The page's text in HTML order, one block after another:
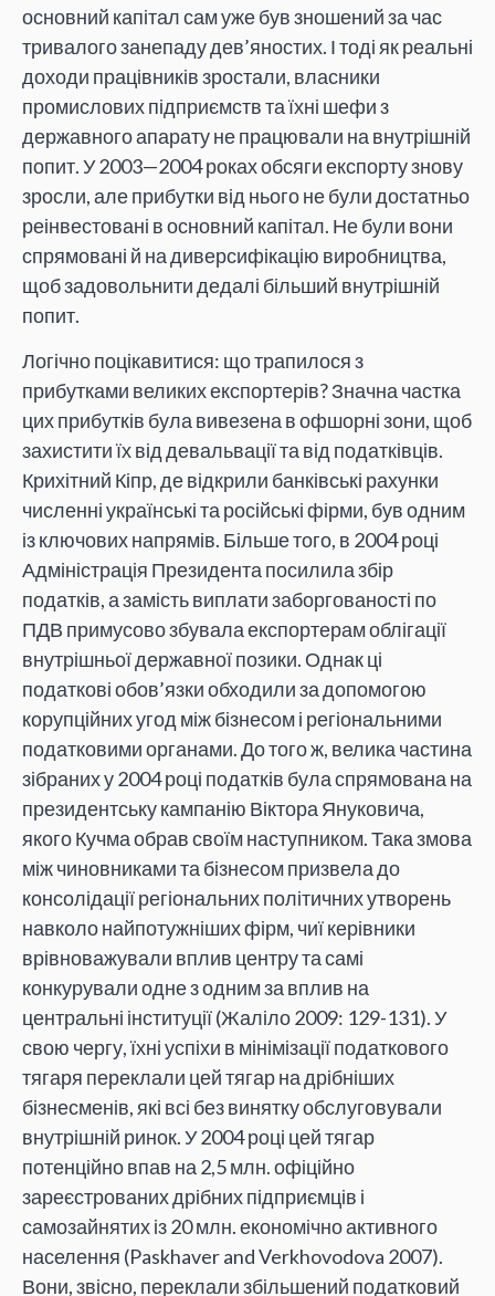
основний капітал сам уже був зношений за час
тривалого занепаду дев’яностих. І тоді як реальні
доходи працівників зростали, власники
промислових підприємств та їхні шефи з
державного апарату не працювали на внутрішній
попит. У 2003—2004 роках обсяги експорту знову
зросли, але прибутки від нього не були достатньо
реінвестовані в основний капітал. Не були вони
спрямовані й на диверсифікацію виробництва,
щоб задовольнити дедалі більший внутрішній
попит.
Логічно поцікавитися: що трапилося з
прибутками великих експортерів? Значна частка
цих прибутків була вивезена в офшорні зони, щоб
захистити їх від девальвації та від податківців.
Крихітний Кіпр, де відкрили банківські рахунки
численні українські та російські фірми, був одним
із ключових напрямів. Більше того, в 2004 році
Адміністрація Президента посилила збір
податків, а замість виплати заборгованості по
ПДВ примусово збувала експортерам облігації
внутрішньої державної позики. Однак ці
податкові обов’язки обходили за допомогою
корупційних угод між бізнесом і регіональними
податковими органами. До того ж, велика частина
зібраних у 2004 році податків була спрямована на
президентську кампанію Віктора Януковича,
якого Кучма обрав своїм наступником. Така змова
між чиновниками та бізнесом призвела до
консолідації регіональних політичних утворень
навколо найпотужніших фірм, чиї керівники
врівноважували вплив центру та самі
конкурували одне з одним за вплив на
центральні інституції (Жаліло 2009: 129-131). У
свою чергу, їхні успіхи в мінімізації податкового
тягаря переклали цей тягар на дрібніших
бізнесменів, які всі без винятку обслуговували
внутрішній ринок. У 2004 році цей тягар
потенційно впав на 2,5 млн. офіційно
зареєстрованих дрібних підприємців і
самозайнятих із 20 млн. економічно активного
населення (Paskhaver and Verkhovodova 2007).
Вони, звісно, переклали збільшений податковий